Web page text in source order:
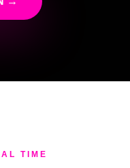
TIME